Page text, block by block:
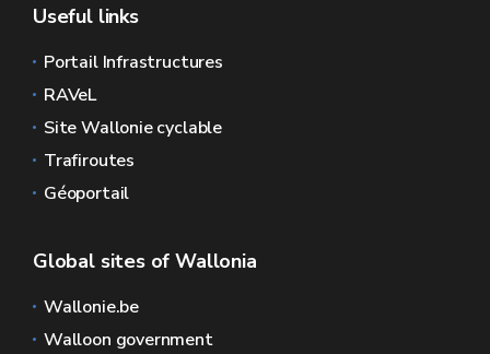
Useful links
Portail Infrastructures
RAVeL
Site Wallonie cyclable
Trafiroutes
Géoportail
Global sites of Wallonia
Wallonie.be
Walloon government